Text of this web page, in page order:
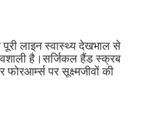
लाइन स्वास्थ्य देखभाल से
है।सर्जिकल हैंड स्क्रब
पर सूक्ष्मजीवों की